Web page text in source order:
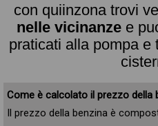
con quiinzona trovi
nelle vicinanze e
praticati alla pompa e
Come è calcolato il prezzo della
Il prezzo della benzina è